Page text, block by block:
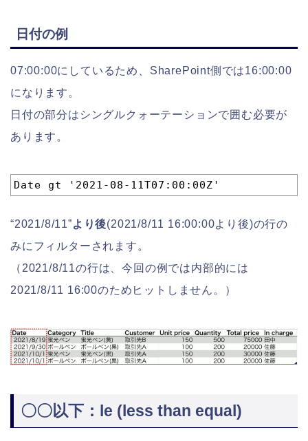
日付の例
07:00:00にしているため、SharePoint側では16:00:00
になります。
日付の部分はシングルクォーテーションで囲む必要が
あります。
Date gt '2021-08-11T07:00:00Z'
“2021/8/11”より後(2021/8/11 16:00:00より後)の行の
みにフィルターされます。
（2021/8/11の行は、今回の例では内部的には
2021/8/11 16:00のためヒットしません。）
〇〇以下：le (less than equal)